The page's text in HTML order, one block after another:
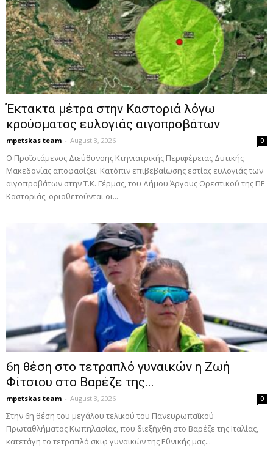
Έκτακτα μέτρα στην Καστοριά λόγω
κρούσματος ευλογιάς αιγοπροβάτων
mpetskas team - August 3, 2026 0
Ο Προϊστάμενος Διεύθυνσης Κτηνιατρικής Περιφέρειας Δυτικής
Μακεδονίας αποφασίζει: Κατόπιν επιβεβαίωσης εστίας ευλογιάς των
αιγοπροβάτων στην Τ.Κ. Γέρμας, του Δήμου Άργους Ορεστικού της ΠΕ
Καστοριάς, οριοθετούνται οι...
6η θέση στο τετραπλό γυναικών η Ζωή
Φίτσιου στο Βαρέζε της...
mpetskas team - August 3, 2026 0
Στην 6η θέση του μεγάλου τελικού του Πανευρωπαϊκού
Πρωταθλήματος Κωπηλασίας, που διεξήχθη στο Βαρέζε της Ιταλίας,
κατετάγη το τετραπλό σκιφ γυναικών της Εθνικής μας...